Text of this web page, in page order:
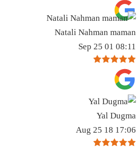
Natali Nahman maman
08:11 01 Sep 25
Yal Dugma
17:06 18 Aug 25